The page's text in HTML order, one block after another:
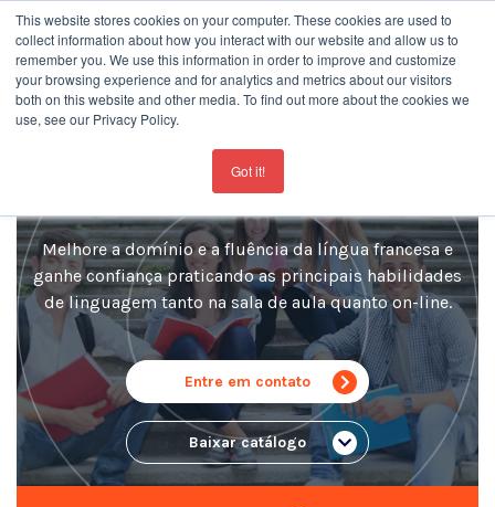
This website stores cookies on your computer. These cookies are used to
collect information about how you interact with our website and allow us to
remember you. We use this information in order to improve and customize
your browsing experience and for analytics and metrics about our visitors
both on this website and other media. To find out more about the cookies we
use, see our Privacy Policy.
Got it!
For the latest updates about our schools
Francês Geral
Melhore a domínio e a fluência da língua francesa e
ganhe confiança praticando as principais habilidades
de linguagem tanto na sala de aula quanto on-line.
Entre em contato
Baixar catálogo